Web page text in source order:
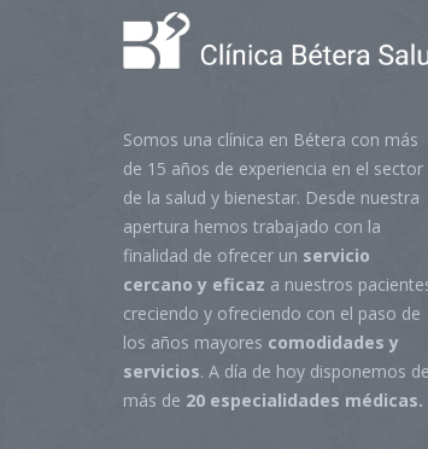
Somos una clínica en Bétera con más
de 15 años de experiencia en el sector
de la salud y bienestar. Desde nuestra
apertura hemos trabajado con la
finalidad de ofrecer un servicio
cercano y eficaz a nuestros
creciendo y ofreciendo con el paso de
los años mayores comodidades y
servicios. A día de hoy disponemos de
más de 20 especialidades médicas.